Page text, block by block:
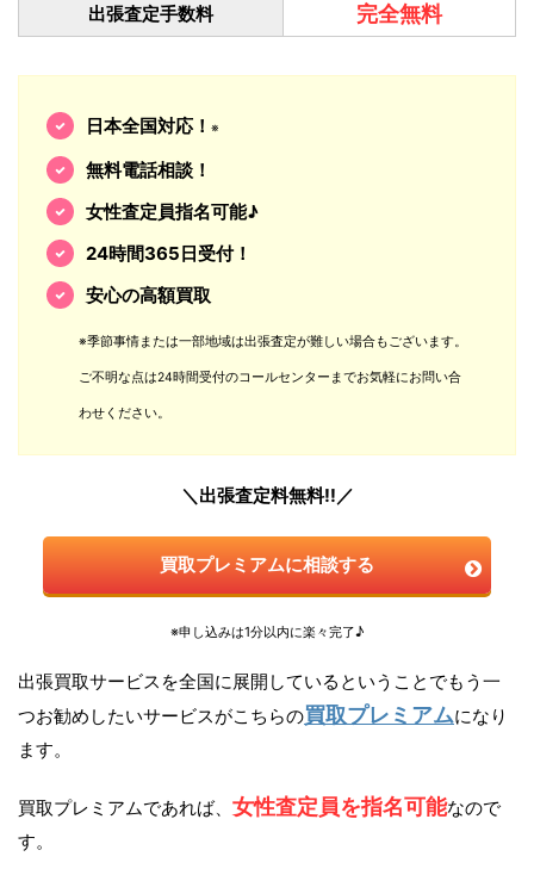
出張査定手数料
完全無料
日本全国対応！ ※
無料電話相談！
女性査定員指名可能♪
24時間365日受付！
安心の高額買取
※季節事情または一部地域は出張査定が難しい場合もございます。
ご不明な点は24時間受付のコールセンターまでお気軽にお問い合
わせください。
＼出張査定料無料!!／
買取プレミアムに相談する
※申し込みは1分以内に楽々完了♪
出張買取サービスを全国に展開しているということでもう一
つお勧めしたいサービスがこちらの買取プレミアムになり
ます。
買取プレミアムであれば、 女性査定員を指名可能なので
す。